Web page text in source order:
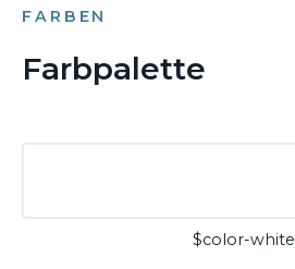
FARBEN
Farbpalette
$color-white